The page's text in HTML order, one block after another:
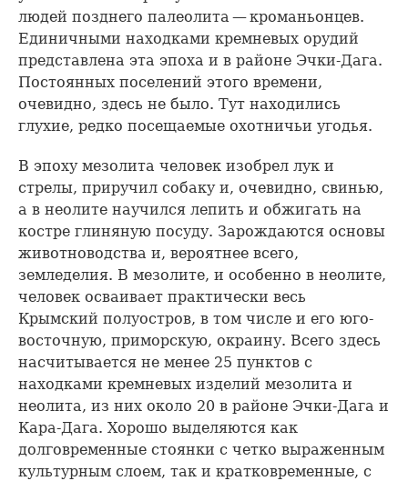
людей позднего палеолита — кроманьонцев.
Единичными находками кремневых орудий
представлена эта эпоха и в районе Эчки-Дага.
Постоянных поселений этого времени,
очевидно, здесь не было. Тут находились
глухие, редко посещаемые охотничьи угодья.
В эпоху мезолита человек изобрел лук и
стрелы, приручил собаку и, очевидно, свинью,
а в неолите научился лепить и обжигать на
костре глиняную посуду. Зарождаются основы
животноводства и, вероятнее всего,
земледелия. В мезолите, и особенно в неолите,
человек осваивает практически весь
Крымский полуостров, в том числе и его юго-
восточную, приморскую, окраину. Всего здесь
насчитывается не менее 25 пунктов с
находками кремневых изделий мезолита и
неолита, из них около 20 в районе Эчки-Дага и
Кара-Дага. Хорошо выделяются как
долговременные стоянки с четко выраженным
культурным слоем, так и кратковременные, с